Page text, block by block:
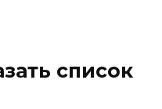
список